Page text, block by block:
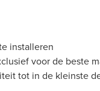
installeren
voor de beste
tot in de kleinste